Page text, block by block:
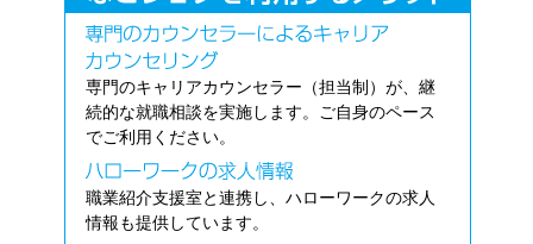
専門のキャリアカウンセラー（担当制）が、継
続的な就職相談を実施します。ご自身のペース
でご利用ください。
職業紹介支援室と連携し、ハローワークの求人
情報も提供しています。